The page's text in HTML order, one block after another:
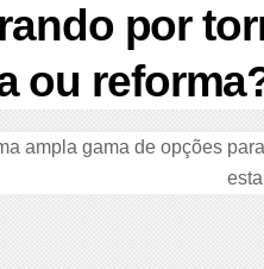
por
ou
ampla gama de opções